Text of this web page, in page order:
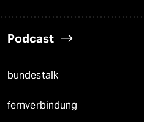
Podcast
bundestalk
fernverbindung